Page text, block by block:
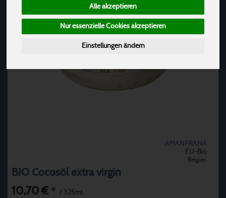
Alle akzeptieren
Nur essenzielle Cookies akzeptieren
Einstellungen ändern
AMANPRANA
EU-Bio
Belgien
BIO Cocosöl extra virgin
10,70 € * / 325ml